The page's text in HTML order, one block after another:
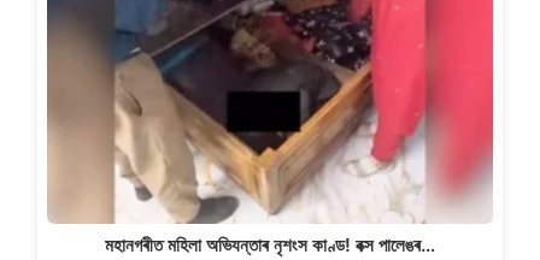
মহানগৰীত মহিলা অভিযন্তাৰ নৃশংস কাণ্ড! বক্স পালেঙৰ…